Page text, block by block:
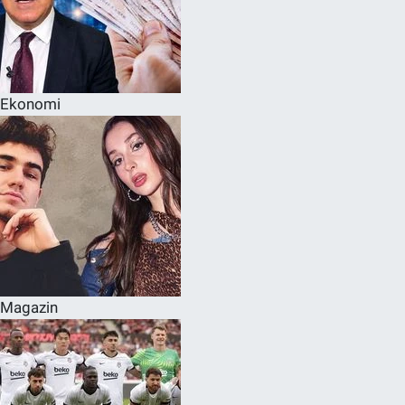
Ekonomi
Magazin